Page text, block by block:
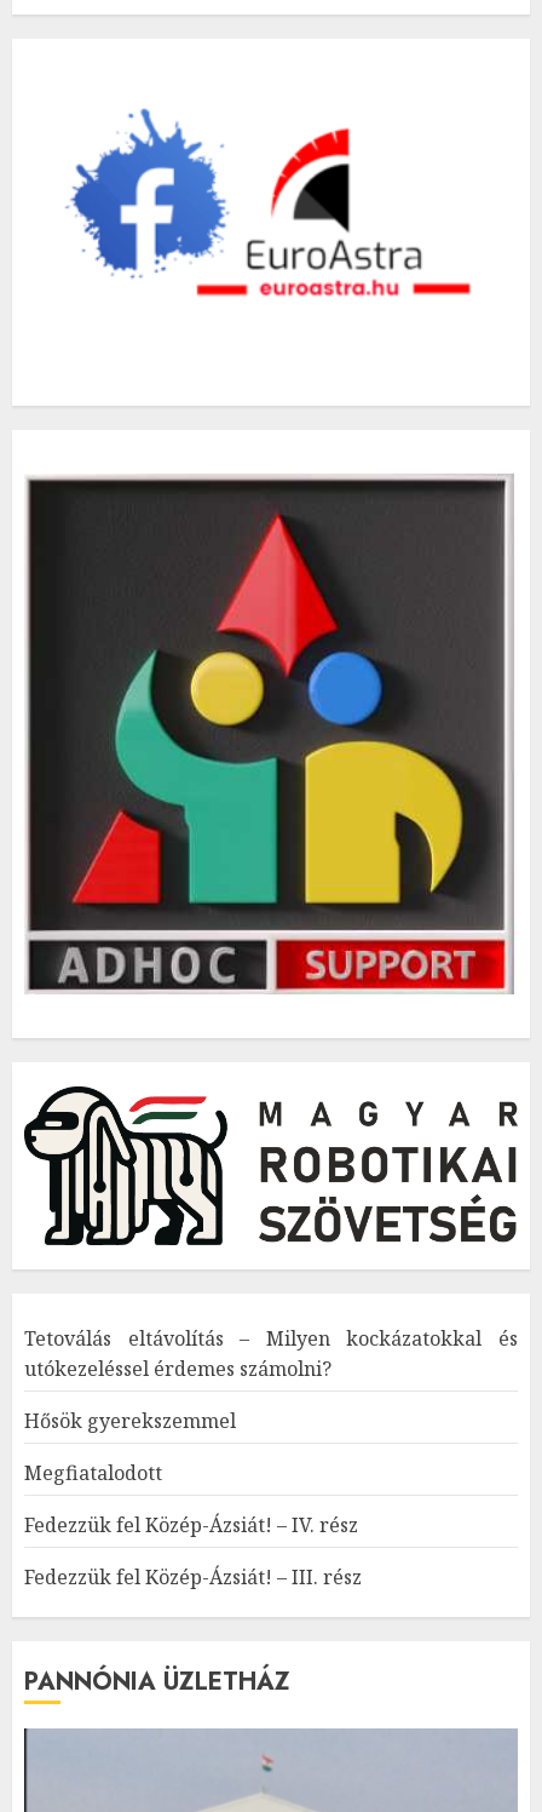
Tetoválás eltávolítás – Milyen kockázatokkal és
utókezeléssel érdemes számolni?
Hősök gyerekszemmel
Megfiatalodott
Fedezzük fel Közép-Ázsiát! – IV. rész
Fedezzük fel Közép-Ázsiát! – III. rész
PANNÓNIA ÜZLETHÁZ